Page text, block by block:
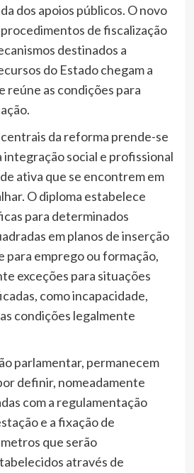
dos apoios públicos. O novo
de fiscalização
destinados a
do Estado chegam a
reúne as condições para
da reforma prende-se
integração social e profissional
ativa que se encontrem em
O diploma estabelece
para determinados
em planos de inserção
para emprego ou formação,
exceções para situações
como incapacidade,
condições legalmente
parlamentar, permanecem
definir, nomeadamente
com a regulamentação
e a fixação de
que serão
através de